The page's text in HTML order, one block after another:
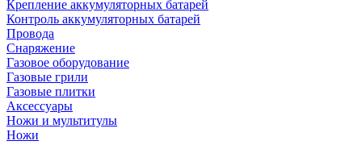
Крепление аккумуляторных батарей
Контроль аккумуляторных батарей
Провода
Снаряжение
Газовое оборудование
Газовые грили
Газовые плитки
Аксессуары
Ножи и мультитулы
Ножи